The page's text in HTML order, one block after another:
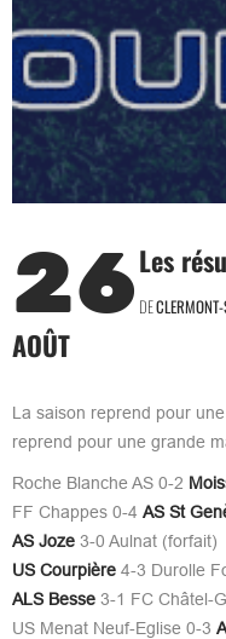
26
AOÛT
Les
DE
La saison reprend pour
reprend pour une grande
Roche Blanche AS 0-2
FF Chappes 0-4 AS St
AS Joze3-0 Aulnat (forfait)
US Courpière4-3 Durolle
ALS Besse3-1 FC Châtel-
US Menat Neuf-Eglise 0-3